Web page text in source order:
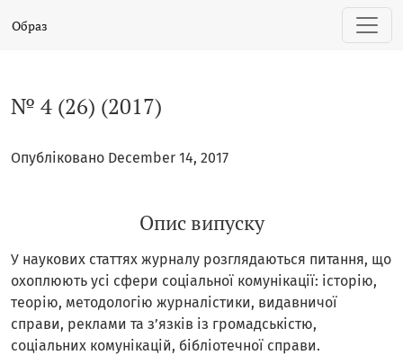
Образ
№ 4 (26) (2017)
Опубліковано December 14, 2017
Опис випуску
У наукових статтях журналу розглядаються питання, що
охоплюють усі сфери соціальної комунікації: історію,
теорію, методологію журналістики, видавничої
справи, реклами та з’язків із громадськістю,
соціальних комунікацій, бібліотечної справи.